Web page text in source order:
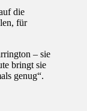
die
für
– sie
bringt sie
genug“.